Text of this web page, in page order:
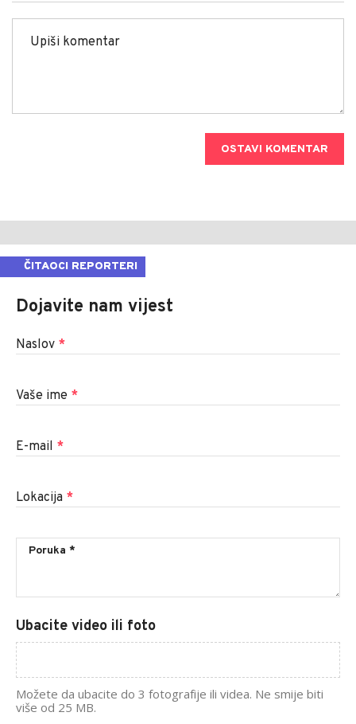
OSTAVI KOMENTAR
ČITAOCI REPORTERI
Dojavite nam vijest
Naslov *
Vaše ime *
E-mail *
Lokacija *
Ubacite video ili foto
Možete da ubacite do 3 fotografije ili videa. Ne smije biti
više od 25 MB.